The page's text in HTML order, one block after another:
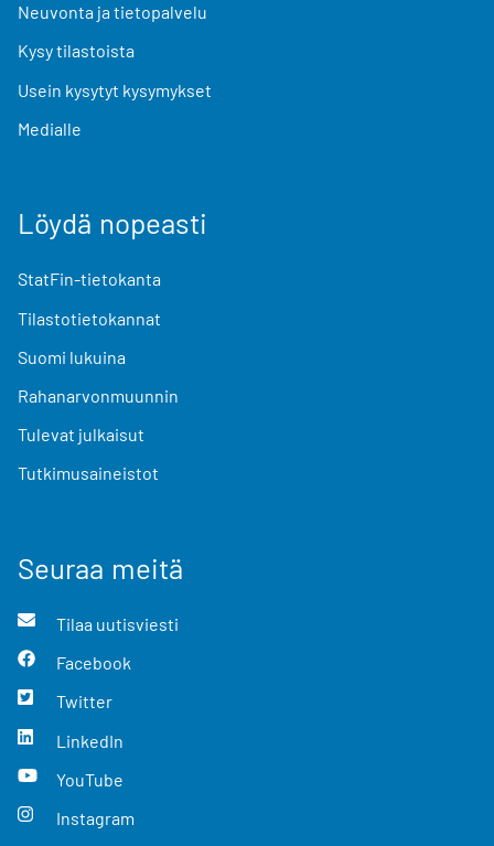
Neuvonta ja tietopalvelu
Kysy tilastoista
Usein kysytyt kysymykset
Medialle
Löydä nopeasti
StatFin-tietokanta
Tilastotietokannat
Suomi lukuina
Rahanarvonmuunnin
Tulevat julkaisut
Tutkimusaineistot
Seuraa meitä
Tilaa uutisviesti
Facebook
Twitter
LinkedIn
YouTube
Instagram